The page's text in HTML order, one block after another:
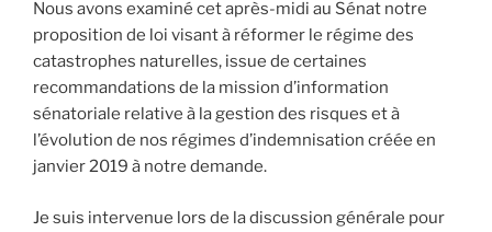
Nous avons examiné cet après-midi au Sénat notre
proposition de loi visant à réformer le régime des
catastrophes naturelles, issue de certaines
recommandations de la mission d’information
sénatoriale relative à la gestion des risques et à
l’évolution de nos régimes d’indemnisation créée en
janvier 2019 à notre demande.
Je suis intervenue lors de la discussion générale pour